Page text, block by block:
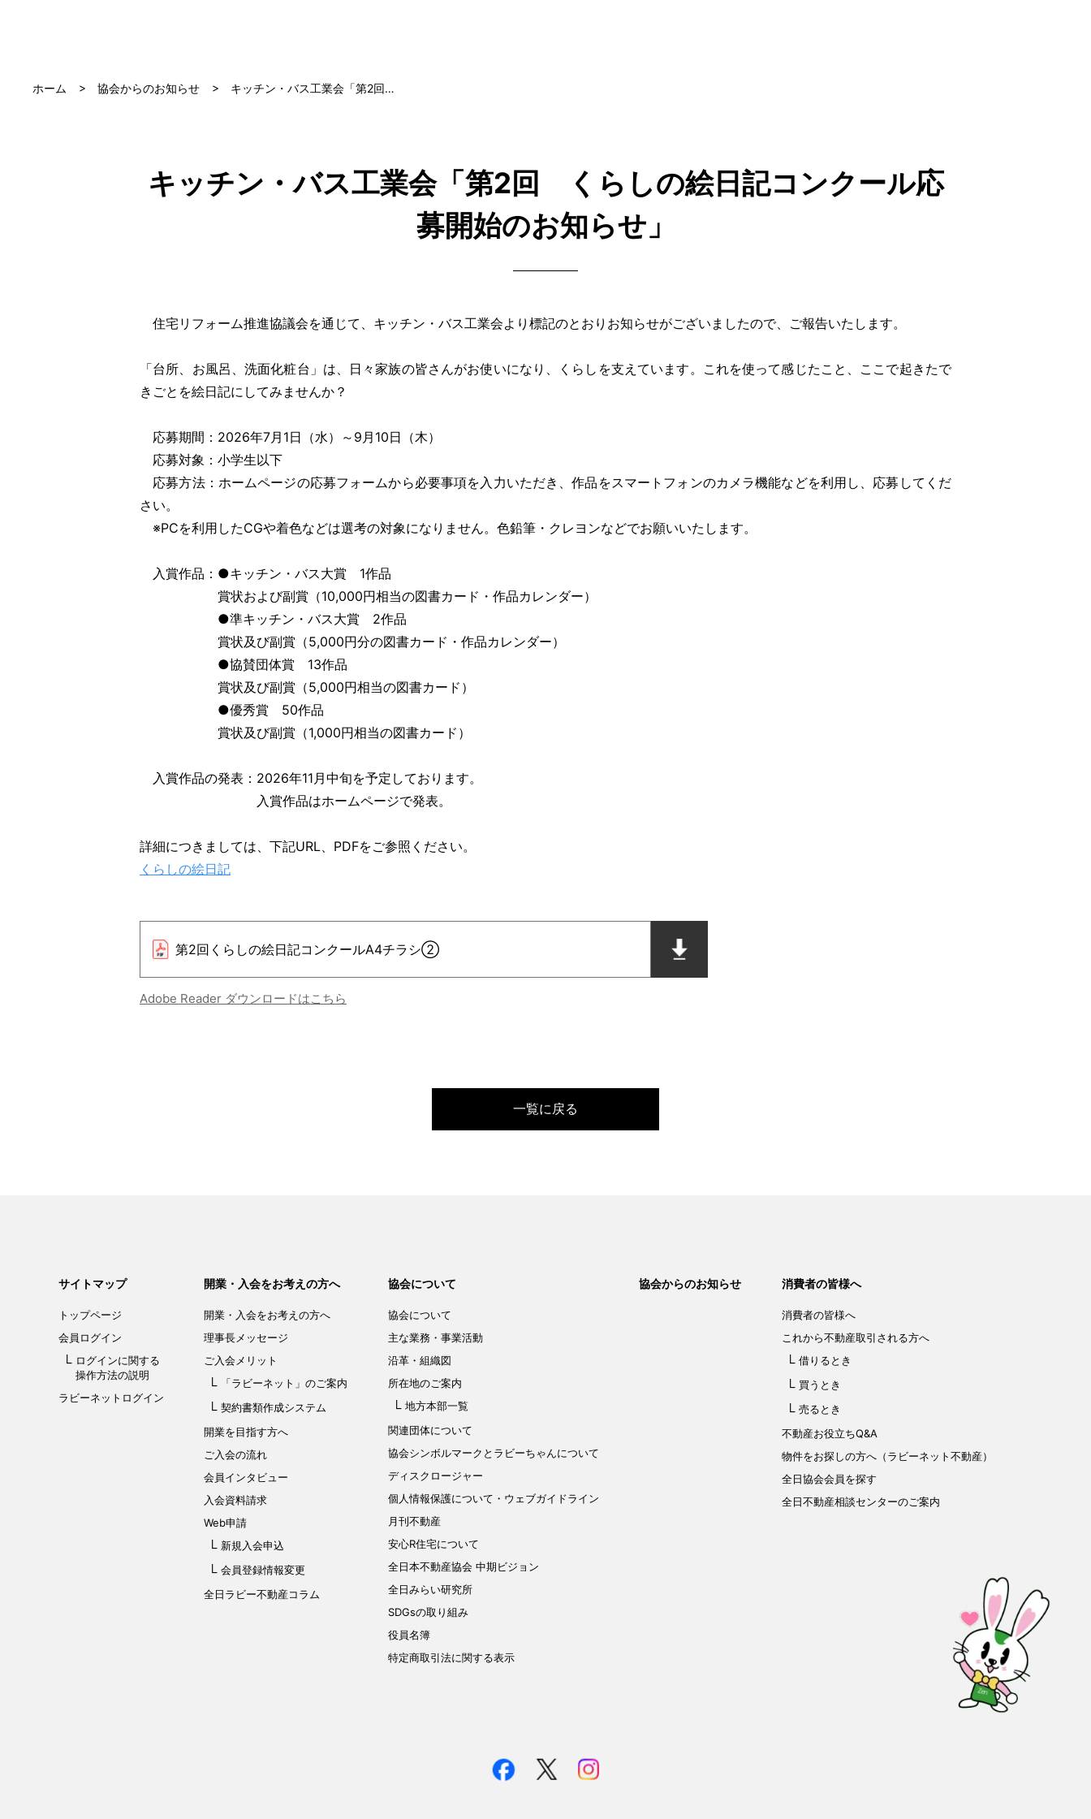
ホーム 協会からのお知らせ キッチン・バス工業会「第2回…
キッチン・バス工業会「第2回 くらしの絵日記コンクール応
募開始のお知らせ」
住宅リフォーム推進協議会を通じて、キッチン・バス工業会より標記のとおりお知らせがございましたので、ご報告いたします。
「台所、お風呂、洗面化粧台」は、日々家族の皆さんがお使いになり、くらしを支えています。これを使って感じたこと、ここで起きたで
きごとを絵日記にしてみませんか？
応募期間：2026年7月1日（水）～9月10日（木）
応募対象：小学生以下
応募方法：ホームページの応募フォームから必要事項を入力いただき、作品をスマートフォンのカメラ機能などを利用し、応募してくだ
さい。
※PCを利用したCGや着色などは選考の対象になりません。色鉛筆・クレヨンなどでお願いいたします。
入賞作品：●キッチン・バス大賞 1作品
賞状および副賞（10,000円相当の図書カード・作品カレンダー）
●準キッチン・バス大賞 2作品
賞状及び副賞（5,000円分の図書カード・作品カレンダー）
●協賛団体賞 13作品
賞状及び副賞（5,000円相当の図書カード）
●優秀賞 50作品
賞状及び副賞（1,000円相当の図書カード）
入賞作品の発表：2026年11月中旬を予定しております。
入賞作品はホームページで発表。
詳細につきましては、下記URL、PDFをご参照ください。
くらしの絵日記
第2回くらしの絵日記コンクールA4チラシ②
Adobe Reader ダウンロードはこちら
一覧に戻る
サイトマップ
トップページ
会員ログイン
ログインに関する
操作方法の説明
ラビーネットログイン
開業・入会をお考えの方へ
開業・入会をお考えの方へ
理事長メッセージ
ご入会メリット
「ラビーネット」のご案内
契約書類作成システム
開業を目指す方へ
ご入会の流れ
会員インタビュー
入会資料請求
Web申請
新規入会申込
会員登録情報変更
全日ラビー不動産コラム
協会について
協会について
主な業務・事業活動
沿革・組織図
所在地のご案内
地方本部一覧
関連団体について
協会シンボルマークと ラビーちゃんについて
ディスクロージャー
個人情報保護について ・ウェブガイドライン
月刊不動産
安心R住宅について
全日本不動産協会 中期ビジョン
全日みらい研究所
SDGsの取り組み
役員名簿
特定商取引法に関する表示
協会からのお知らせ 消費者の皆様へ
消費者の皆様へ
これから不動産取引される方へ
借りるとき
買うとき
売るとき
不動産お役立ちQ&A
物件をお探しの方へ（ラビーネット不動産）
全日協会会員を探す
全日不動産相談センターのご案内